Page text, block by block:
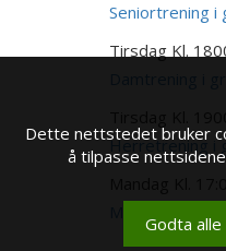
Seniortrening i
18
Tirsdag Kl.
AUG
Herretrening i
Dette nettstedet bruker
å tilpasse
Godta alle